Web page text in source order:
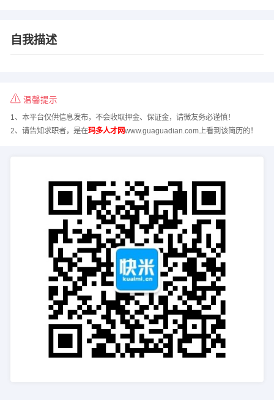
自我描述
温馨提示
1、本平台仅供信息发布，不会收取押金、保证金，请微友务必谨慎！
2、请告知求职者，是在玛多人才网www.guaguadian.com上看到该简历的！